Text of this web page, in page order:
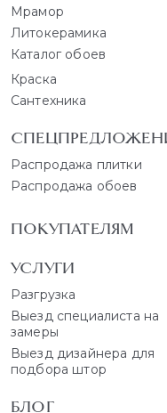
Мрамор
Литокерамика
Каталог обоев
Краска
Сантехника
Распродажа плитки
Распродажа обоев
ПОКУПАТЕЛЯМ
УСЛУГИ
Разгрузка
Выезд специалиста на
замеры
Выезд дизайнера для
подбора штор
БЛОГ